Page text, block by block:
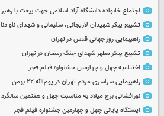
اجتماع خانواده دانشگاه آزاد اسلامی جهت بیعت با
تشییع پیکر شهیدان لاریجانی، سلیمانی و شهدای ناو
راهپیمایی روز جهانی قدس در تهران
تشییع پیکر مطهر شهدای جنگ رمضان در تهران
اختتامیه چهل و چهارمین جشنواره فیلم فجر
راهپیمایی سراسری مردم تهران در یوم‌الله ۲۲ بهمن
نورافشانی برج میلاد به مناسبت چهل‌ و هفتمین
ایستگاه پایانی چهل و چهارمین جشنواره فیلم فجر